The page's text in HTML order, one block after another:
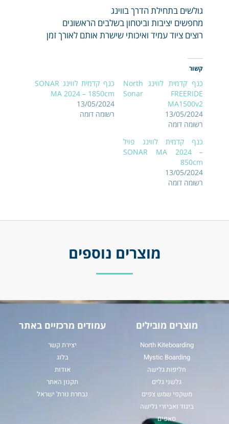
גולשים בתחילת הדרך בווינג
מחפשים יציבות וביטחון בשלבים הראשונים
רוצים ציוד עמיד ואיכותי שישרת אותם לאורך זמן
קשור
כנף קדמית לווינג North
Sonar FREERIDE
MA1500v2
13/05/2024
רשומה דומה
כנף קדמית לווינג SONAR
MA 2024 – 1850cm
13/05/2024
רשומה דומה
כנף קדמית לווינג פויל
SONAR MA 2024 –
850cm
13/05/2024
רשומה דומה
מוצרים נוספים
מוצרים מובילים
North Kiteboarding
Mystic Boarding
חליפות גלישה
גלשני גלים
משקפי שמש צפים
ביגוד ואביזרי גלישה
סאפים
עמודים מרכזיים באתר
יצירת קשר
בלוג
אודות
תקנון האתר
נבחרת נורת' ישראל